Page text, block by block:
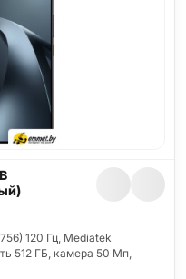
120 Гц, Mediatek
512 ГБ, камера 50 Мп,